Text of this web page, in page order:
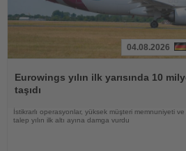
Oku
04.08.2026
Eurowings yılın ilk yarısında 10
taşıdı
İstikrarlı operasyonlar, yüksek müşteri memnuniyeti
talep yılın ilk altı ayına damga vurdu